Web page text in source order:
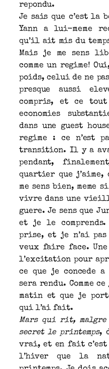
repondu.
Je sais que c’est la
Yann a lui-meme
qu’il ait mis du
Mais je me sens
comme un regime!
poids, celui de ne
presque aussi
compris, et ce
economies
dans une guest
regime : ce n’est
transition. Il y a
pendant,
quartier que j’aime,
me sens bien,
vivre dans une
guere. Je sens que
et je le
prise, et je n’ai
veux faire face.
l’excitation pour
ce que je concede a
sera rendu. Comme
matin et que je
qui l’ai fait.
Mars qui rit, malgre
secret le printemps,
vrai, et en fait c’est
l’hiver que la